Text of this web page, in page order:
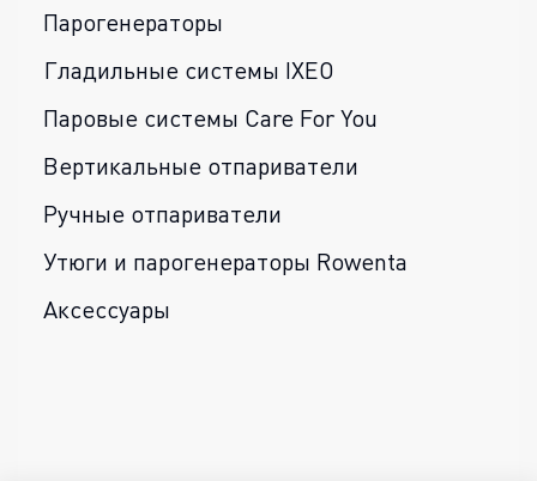
Парогенераторы
Гладильные системы IXEO
Паровые системы Care For You
Вертикальные отпариватели
Ручные отпариватели
Утюги и парогенераторы Rowenta
Аксессуары